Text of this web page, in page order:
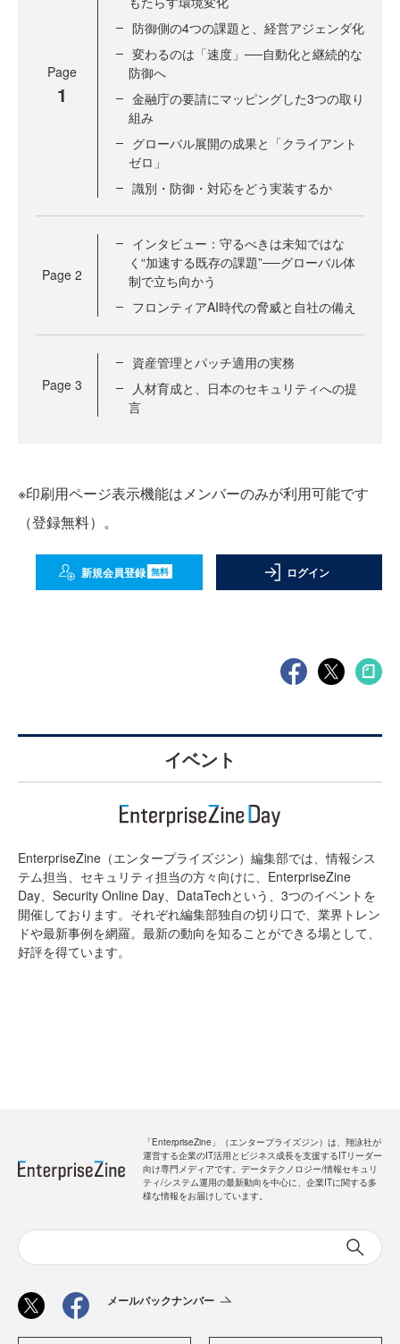
Page
1
防御側の4つの課題と、経営アジェンダ化
変わるのは「速度」──自動化と継続的な
防御へ
金融庁の要請にマッピングした3つの取り
組み
グローバル展開の成果と「クライアント
ゼロ」
識別・防御・対応をどう実装するか
Page 2
インタビュー：守るべきは未知ではな
く“加速する既存の課題”──グローバル体
制で立ち向かう
フロンティアAI時代の脅威と自社の備え
Page 3
資産管理とパッチ適用の実務
人材育成と、日本のセキュリティへの提
言
※印刷用ページ表示機能はメンバーのみが利用可能です
（登録無料）。
新規会員登録 無料 ログイン
イベント
EnterpriseZine（エンタープライズジン）編集部では、情報シス
テム担当、セキュリティ担当の方々向けに、EnterpriseZine
Day、Security Online Day、DataTechという、3つのイベントを
開催しております。それぞれ編集部独自の切り口で、業界トレン
ドや最新事例を網羅。最新の動向を知ることができる場として、
好評を得ています。
「EnterpriseZine」（エンタープライズジン）は、翔泳社が
運営する企業のIT活用とビジネス成長を支援するITリーダー
向け専門メディアです。データテクノロジー/情報セキュリ
ティ/システム運用の最新動向を中心に、企業ITに関する多
様な情報をお届けしています。
メールバックナンバー